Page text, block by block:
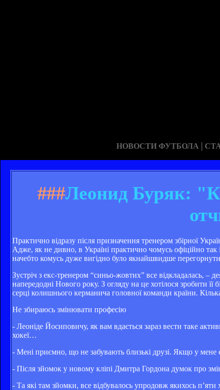
НОВОСТИ ФУТБОЛА |
###Леонид Буряк:
Практично відразу після призначення тренером збірної
Адже, як не дивно, в Україні практично чомусь офіційно так
начебто комусь дуже вигідно було якнайшвидше перегорнути
Зустріч з екс-тренером “синьо-жовтих” все відкладалась,
напередодні Нового року. З огляду на це хотілося зробити
серці колишнього керманича головної команди країни.
Не збираюсь змінювати професію
- Леоніде Йосиповичу, як вам вдається зараз вести таке
хокеї…
- Мені приємно, що не забувають близькі друзі. Якщо у мене
- Після зйомок у новому кліпі Дмитра Гордона думок про
- Та які там зйомки, все відбувалось упродовж якихось